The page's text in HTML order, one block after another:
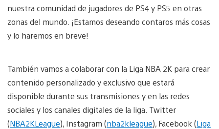
nuestra comunidad de jugadores de PS4 y PS5 en otras
zonas del mundo. ¡Estamos deseando contaros más cosas
y lo haremos en breve!
También vamos a colaborar con la Liga NBA 2K para crear
contenido personalizado y exclusivo que estará
disponible durante sus transmisiones y en las redes
sociales y los canales digitales de la liga. Twitter
(NBA2KLeague), Instagram (nba2kleague), Facebook (Liga